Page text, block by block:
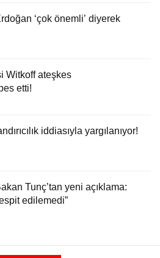
‘çok önemli’ diyerek
Witkoff ateşkes
etti!
iddiasıyla yargılanıyor!
Tunç’tan yeni açıklama:
edilemedi”